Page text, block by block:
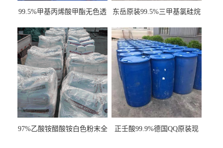
99.5%甲基丙烯酸甲酯无色透
东岳原装99.5%三甲基氯硅烷
97%乙酸铵醋酸铵白色粉末全
正壬酸99.9%德国QQ原装现